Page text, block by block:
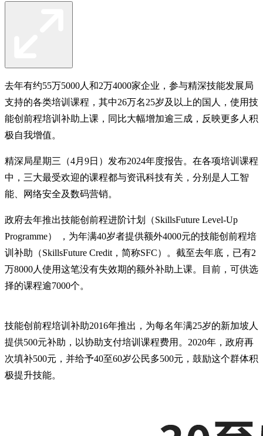
去年有约55万5000人和2万4000家企业，参与精深技能发展局
支持的各类培训课程，其中26万名25岁及以上的国人，使用技
能创前程培训补助上课，同比大幅增加逾三成，反映更多人积
极自我增值。
精深局星期三（4月9日）发布2024年度报告。在各项培训课程
中，三大最受欢迎的课程都与资讯科技有关，分别是人工智
能、网络安全及数码营销。
政府去年推出技能创前程进阶计划（SkillsFuture Level-Up
Programme） ，为年满40岁者提供额外4000元的技能创前程培
训补助（SkillsFuture Credit，简称SFC）。截至去年底，已有2
万8000人使用这笔没有失效期的额外补助上课。目前，可供选
择的课程逾7000个。
技能创前程培训补助2016年推出，为每名年满25岁的新加坡人
提供500元补助，以协助支付培训课程费用。2020年，政府再
次填补500元，并给予40至60岁公民多500元，鼓励这个群体积
极提升技能。